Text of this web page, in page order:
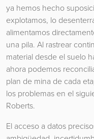
ya hemos hecho
explotamos, lo
alimentamos
una pila. Al rastrear
material desde el suelo
ahora podemos
plan de mina de cada
los problemas en el
Roberts.
El acceso a datos